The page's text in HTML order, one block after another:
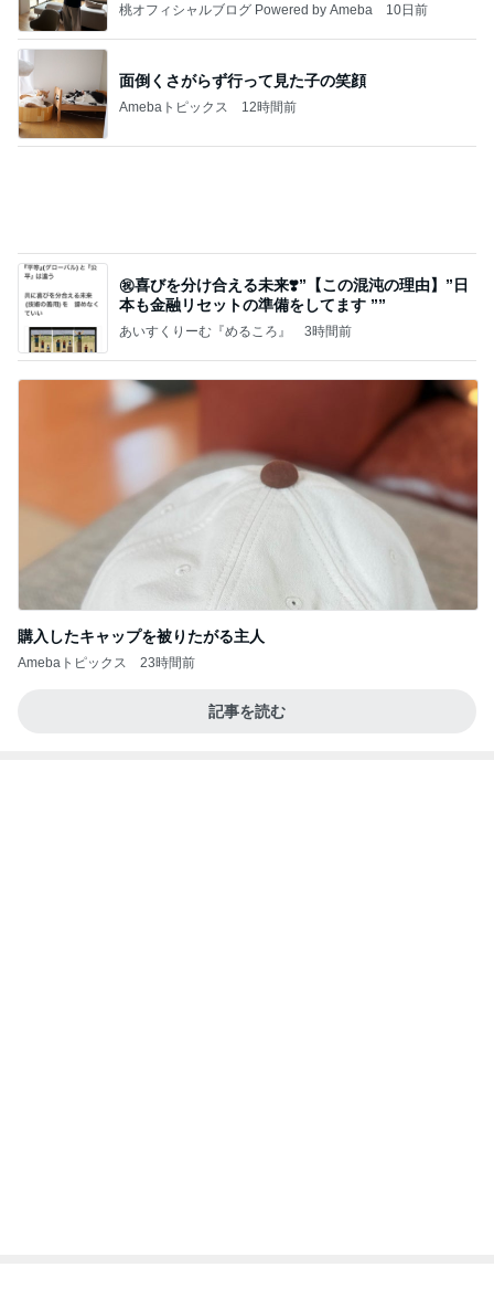
桃オフィシャルブログ Powered by Ameba 10日前
面倒くさがらず行って見た子の笑顔
Amebaトピックス 12時間前
㊗️喜びを分け合える未来❣️”【この混沌の理由】”⽇
本も⾦融リセットの準備をしてます ””
あいすくりーむ『めるころ』 3時間前
購入したキャップを被りたがる主人
Amebaトピックス 23時間前
記事を読む